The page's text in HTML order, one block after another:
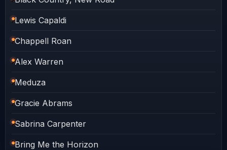
Lewis Capaldi
Chappell Roan
Alex Warren
Meduza
Gracie Abrams
Sabrina Carpenter
Bring Me the Horizon